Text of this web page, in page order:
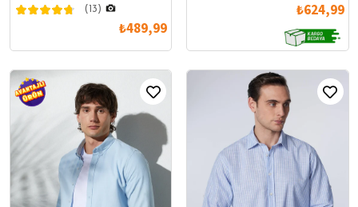
(13)
₺489,99
₺624,99